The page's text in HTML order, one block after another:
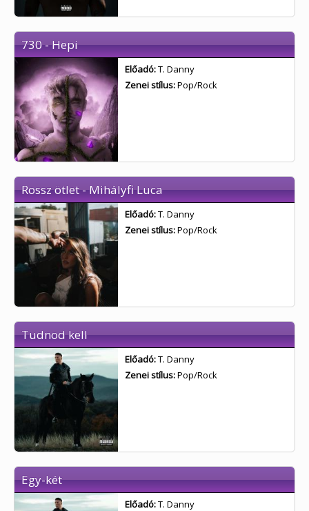
730 - Hepi
Előadó:T. Danny
Zenei stílus:Pop/Rock
Rossz ötlet - Mihályfi Luca
Előadó:T. Danny
Zenei stílus:Pop/Rock
Tudnod kell
Előadó:T. Danny
Zenei stílus:Pop/Rock
Egy-két
Előadó:T. Danny